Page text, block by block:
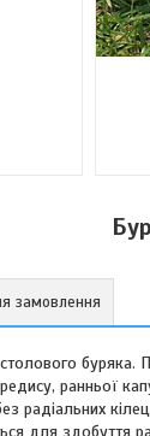
замовлення
буряка.
ранньої
радіальних
для здобуття